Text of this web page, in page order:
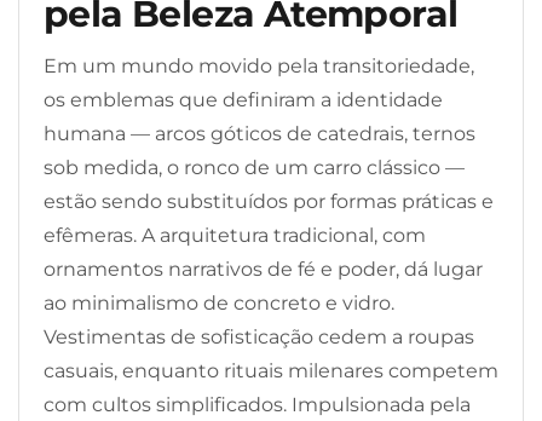
pela Beleza Atemporal
Em um mundo movido pela transitoriedade,
os emblemas que definiram a identidade
humana — arcos góticos de catedrais, ternos
sob medida, o ronco de um carro clássico —
estão sendo substituídos por formas práticas e
efêmeras. A arquitetura tradicional, com
ornamentos narrativos de fé e poder, dá lugar
ao minimalismo de concreto e vidro.
Vestimentas de sofisticação cedem a roupas
casuais, enquanto rituais milenares competem
com cultos simplificados. Impulsionada pela